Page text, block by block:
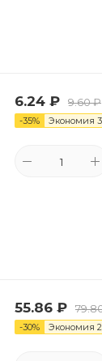
6.24 ₽ 9.60₽
-35% Экономия
55.86 ₽
-30% Экономия